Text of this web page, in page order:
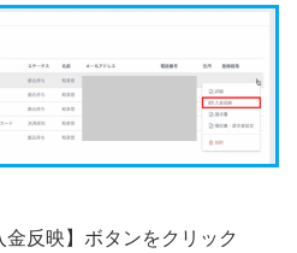
金反映】ボタンをクリック